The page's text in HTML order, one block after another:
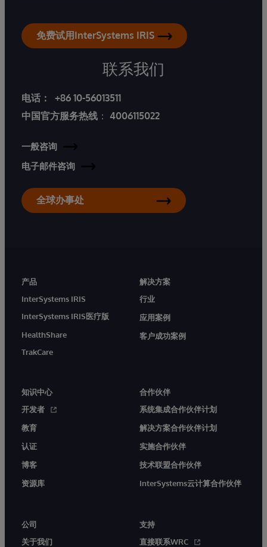
免费试用InterSystems IRIS
联系我们
电话：
+86 10-56013511
中国官方服务热线 ： 4006115022
一般咨询
电子邮件咨询
全球办事处
产品
InterSystems IRIS
InterSystems IRIS医疗版
HealthShare
TrakCare
解决方案
行业
应用案例
客户成功案例
知识中心
开发者
教育
认证
博客
资源库
合作伙伴
系统集成合作伙伴计划
解决方案合作伙伴计划
实施合作伙伴
技术联盟合作伙伴
InterSystems云计算合作伙伴
公司
关于我们
支持
直接联系WRC